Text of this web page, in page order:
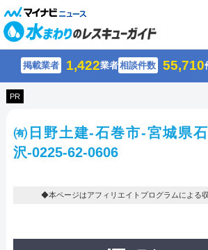
掲載業者 1,422業者相談件数 55,710
PR
㈲日野土建-石巻市-宮城県
沢-0225-62-0606
◆本ページはアフィリエイトプログラムによる収